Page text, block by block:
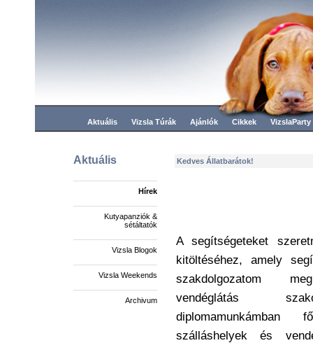
Aktuális Vizsla Túrák Ajánlók Cikkek VizslaParty
Aktuális
Hírek
Kutyapanziók &
sétáltatók
Vizsla Blogok
Vizsla Weekends
Archivum
Kedves Állatbarátok!
A segítségeteket
kitöltéséhez, amely
szakdolgozatom
vendéglátás
szálláshelyek és